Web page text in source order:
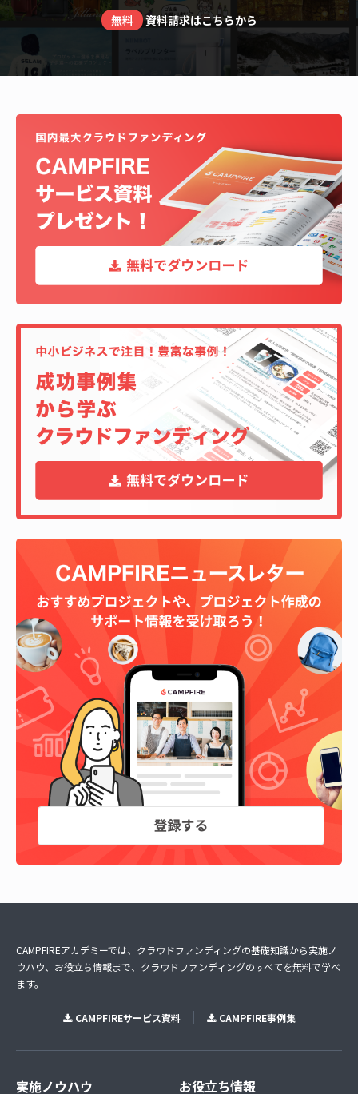
無料 資料請求はこちらから
CAMPFIREアカデミーでは、クラウドファンディングの基礎知識から実施ノ
ウハウ、お役立ち情報まで、クラウドファンディングのすべてを無料で学べ
ます。
CAMPFIREサービス資料 CAMPFIRE事例集
実施ノウハウ お役立ち情報